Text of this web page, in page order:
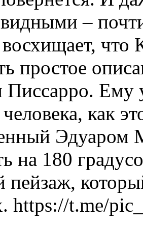
–
что
простое
Ему
как
Эдуаром
на 180
пейзаж,
https://t.me/